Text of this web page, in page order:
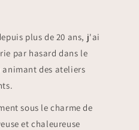
plus de 20 ans, j'ai
par hasard dans le
animant des ateliers
sous le charme de
et chaleureuse